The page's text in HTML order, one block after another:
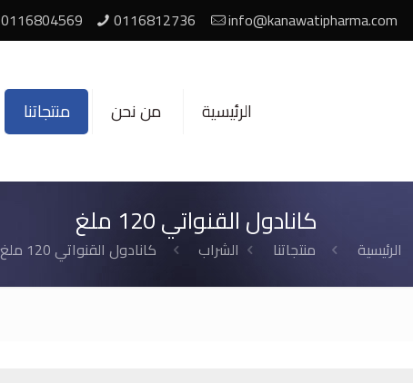
0116804569 0116812736 info@kanawatipharma.com
الرئيسية من نحن منتجاتنا
كانادول القنواتي 120 ملغ
الرئيسية منتجاتنا الشراب كانادول القنواتي 120 ملغ